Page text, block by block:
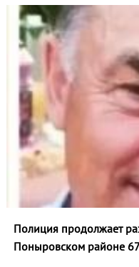
Полиция продолжает
Поныровском районе